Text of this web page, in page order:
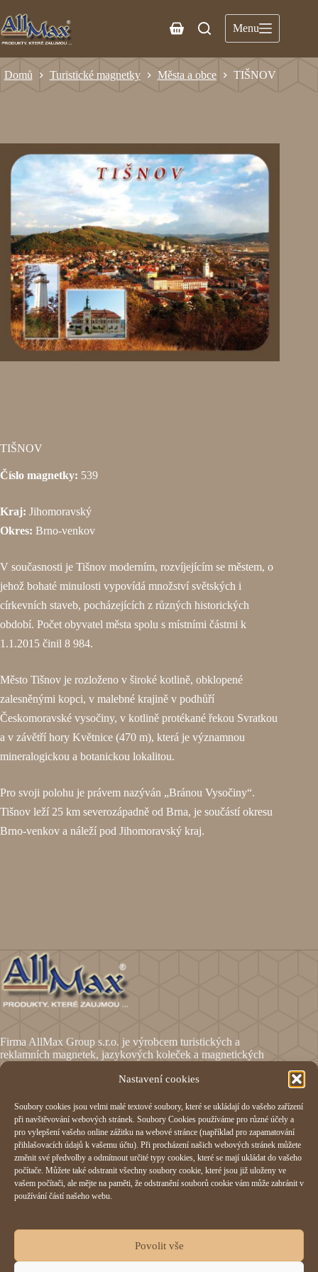
Nastavení cookies
Soubory cookies jsou velmi malé textové soubory, které se ukládají do vašeho zařízení
při navštěvování webových stránek. Soubory Cookies používáme pro různé účely a
pro vylepšení vašeho online zážitku na webové stránce (například pro zapamatování
přihlašovacích údajů k vašemu účtu). Při procházení našich webových stránek můžete
změnit své předvolby a odmítnout určité typy cookies, které se mají ukládat do vašeho
počítače. Můžete také odstranit všechny soubory cookie, které jsou již uloženy ve
vašem počítači, ale mějte na paměti, že odstranění souborů cookie vám může zabránit v
používání částí našeho webu.
Povolit vše
Menu
Domů Turistické magnetky Města a obce TIŠNOV
TIŠNOV
Číslo magnetky: 539
Kraj: Jihomoravský
Okres: Brno-venkov
V současnosti je Tišnov moderním, rozvíjejícím se městem, o
jehož bohaté minulosti vypovídá množství světských i
církevních staveb, pocházejících z různých historických
období. Počet obyvatel města spolu s místními částmi k
1.1.2015 činil 8 984.
Město Tišnov je rozloženo v široké kotlině, obklopené
zalesněnými kopci, v malebné krajině v podhůří
Českomoravské vysočiny, v kotlině protékané řekou Svratkou
a v závětří hory Květnice (470 m), která je významnou
mineralogickou a botanickou lokalitou.
Pro svoji polohu je právem nazýván „Bránou Vysočiny“.
Tišnov leží 25 km severozápadně od Brna, je součástí okresu
Brno-venkov a náleží pod Jihomoravský kraj.
Firma AllMax Group s.r.o. je výrobcem turistických a
reklamních magnetek, jazykových koleček a magnetických
fólií.
Informace
Obchodní podmínky
Reklamační formulář
Odstoupení od smlouvy
Ochrana osobních údajů
Cookies